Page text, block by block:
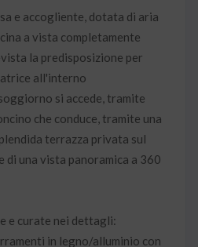
e accogliente, dotata di aria
a vista completamente
la predisposizione per
all'interno
si accede, tramite
che conduce, tramite una
terrazza privata sul
di una vista panoramica a 360
e curate nei dettagli:
in legno/alluminio con